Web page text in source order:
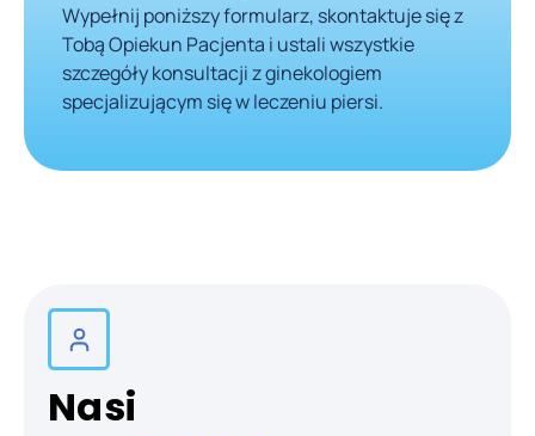
Wypełnij poniższy formularz, skontaktuje się z
Tobą Opiekun Pacjenta i ustali wszystkie
szczegóły konsultacji z ginekologiem
specjalizującym się w leczeniu piersi.
Nasi